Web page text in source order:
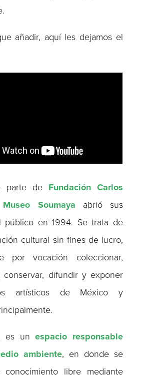
añadir, aquí les dejamos el
parte de Fundación Carlos
Museo Soumaya abrió sus
público en 1994. Se trata de
cultural sin fines de lucro,
por vocación coleccionar,
conservar, difundir y exponer
artísticos de México y
es unespacio responsable
ambiente, en donde se
conocimiento libre mediante